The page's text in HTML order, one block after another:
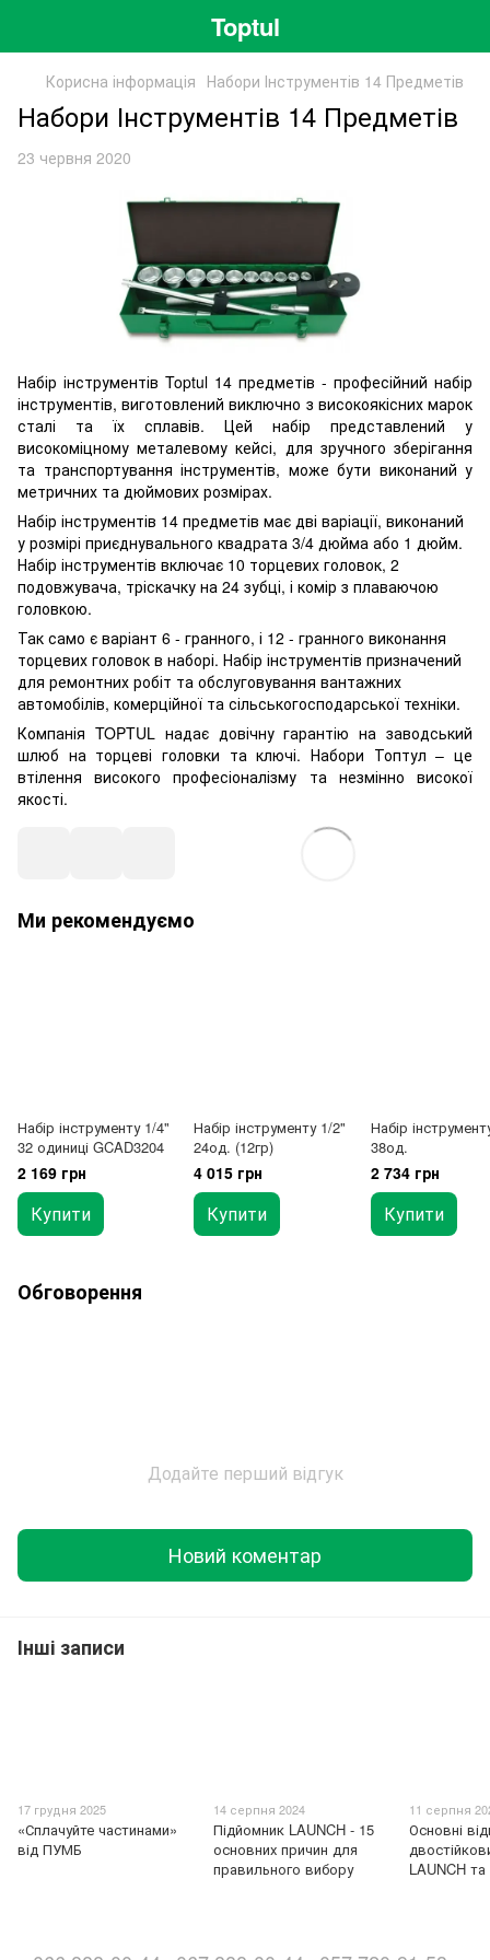
Toptul
Корисна інформація Набори Інструментів 14 Предметів
Набори Інструментів 14 Предметів
23 червня 2020
Набір інструментів Toptul 14 предметів - професійний набір
інструментів, виготовлений виключно з високоякісних марок
сталі та їх сплавів. Цей набір представлений у
високоміцному металевому кейсі, для зручного зберігання
та транспортування інструментів, може бути виконаний у
метричних та дюймових розмірах.
Набір інструментів 14 предметів має дві варіації, виконаний
у розмірі приєднувального квадрата 3/4 дюйма або 1 дюйм.
Набір інструментів включає 10 торцевих головок, 2
подовжувача, тріскачку на 24 зубці, і комір з плаваючою
головкою.
Так само є варіант 6 - гранного, і 12 - гранного виконання
торцевих головок в наборі. Набір інструментів призначений
для ремонтних робіт та обслуговування вантажних
автомобілів, комерційної та сільськогосподарської техніки.
Компанія TOPTUL надає довічну гарантію на заводський
шлюб на торцеві головки та ключі. Набори Топтул – це
втілення високого професіоналізму та незмінно високої
якості.
Ми рекомендуємо
Набір інструменту 1/4"
32 одиниці GCAD3204
2 169 грн
Купити
Набір інструменту 1/2"
24од. (12гр)
4 015 грн
Купити
Набір
38од.
2 734 грн
Купити
Обговорення
Додайте перший відгук
Новий коментар
Інші записи
17 грудня 2025
«Сплачуйте частинами»
від ПУМБ
14 серпня 2024
Підйомник LAUNCH - 15
основних причин для
правильного вибору
11 серпня
Основні
LAUNCH